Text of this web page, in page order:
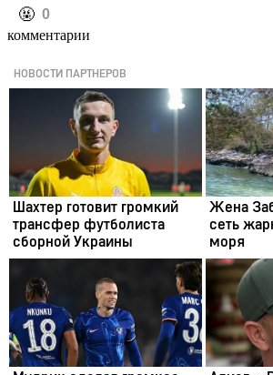
️🤬 0
комментарии